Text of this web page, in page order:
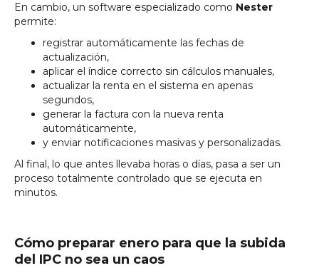
En cambio, un software especializado como Nester
permite:
registrar automáticamente las fechas de
actualización,
aplicar el índice correcto sin cálculos manuales,
actualizar la renta en el sistema en apenas
segundos,
generar la factura con la nueva renta
automáticamente,
y enviar notificaciones masivas y personalizadas.
Al final, lo que antes llevaba horas o días, pasa a ser un
proceso totalmente controlado que se ejecuta en
minutos.
Cómo preparar enero para que la subida
del IPC no sea un caos